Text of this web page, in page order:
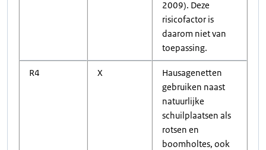
2009). Deze
risicofactor is
daarom niet van
toepassing.
R4 X
Hausagenetten
gebruiken naast
natuurlijke
schuilplaatsen als
rotsen en
boomholtes, ook